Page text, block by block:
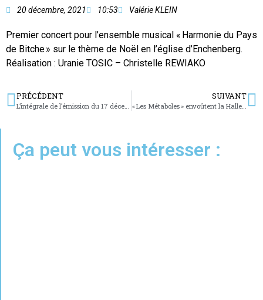
20 décembre, 2021 10:53 Valérie KLEIN
Premier concert pour l’ensemble musical « Harmonie du Pays
de Bitche » sur le thème de Noël en l’église d’Enchenberg.
Réalisation : Uranie TOSIC – Christelle REWIAKO
PRÉCÉDENT
L’intégrale de l’émission du 17 décembre 2021
SUIVANT
« Les Métaboles » envoûtent la Halle Verrière
Ça peut vous intéresser :